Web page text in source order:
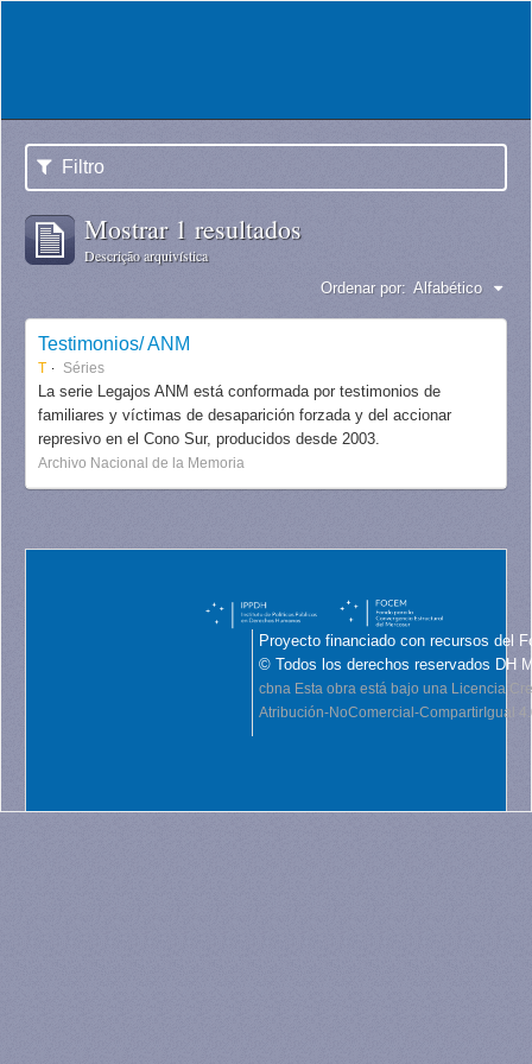
Filtro
Mostrar 1 resultados
Descrição arquivística
Ordenar por: Alfabético
Testimonios/ ANM
T Séries
La serie Legajos ANM está conformada por testimonios de
familiares y víctimas de desaparición forzada y del accionar
represivo en el Cono Sur, producidos desde 2003.
Archivo Nacional de la Memoria
Proyecto financiado con recursos del
© Todos los derechos reservados DH
cbna Esta obra está bajo una Licencia
Atribución-NoComercial-CompartirIgual